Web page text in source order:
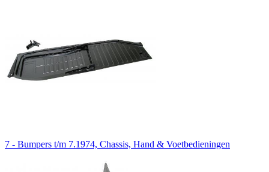
7 - Bumpers t/m 7.1974, Chassis, Hand & Voetbedieningen